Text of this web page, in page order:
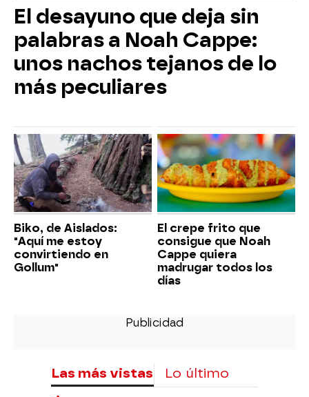
El desayuno que deja sin
palabras a Noah Cappe:
unos nachos tejanos de lo
más peculiares
Biko, de Aislados:
"Aquí me estoy
convirtiendo en
Gollum"
El crepe frito que
consigue que Noah
Cappe quiera
madrugar todos los
días
Las más vistas Lo último